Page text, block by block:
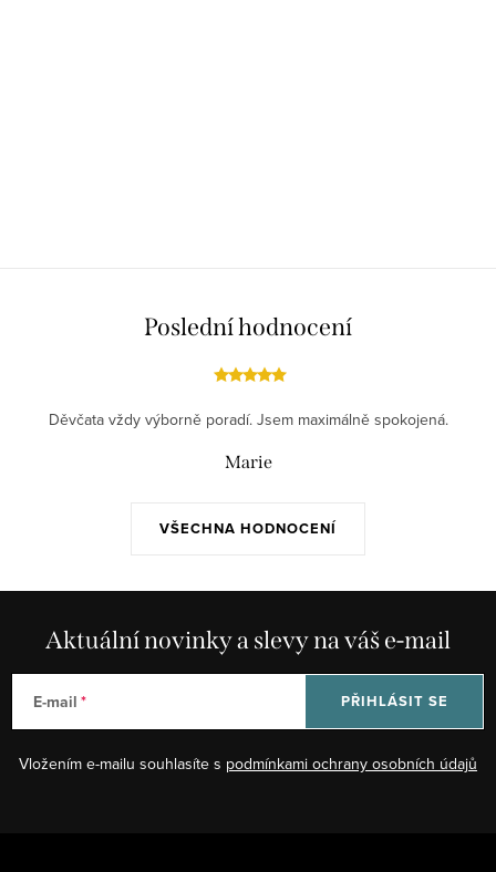
Poslední hodnocení
VŠECHNA HODNOCENÍ
Děvčata vždy výborně poradí. Jsem maximálně spokojená.
Marie
Aktuální novinky a slevy na váš e-mail
E-mail
Vložením e-mailu souhlasíte s podmínkami ochrany osobních údajů
PŘIHLÁSIT SE